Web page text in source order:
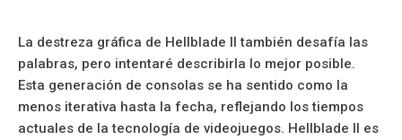
La destreza gráfica de Hellblade II también desafía las
palabras, pero intentaré describirla lo mejor posible.
Esta generación de consolas se ha sentido como la
menos iterativa hasta la fecha, reflejando los tiempos
actuales de la tecnología de videojuegos. Hellblade II es